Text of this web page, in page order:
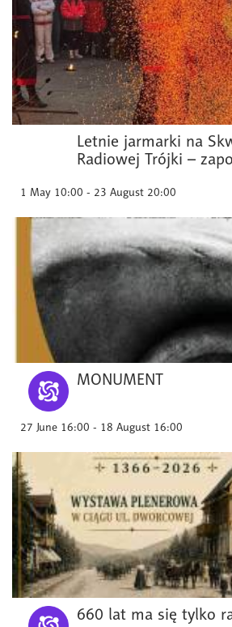
Letnie jarmarki na
Radiowej Trójki –
1 May 10:00 - 23 August 20:00
MONUMENT
27 June 16:00 - 18 August 16:00
660 lat ma się tylko